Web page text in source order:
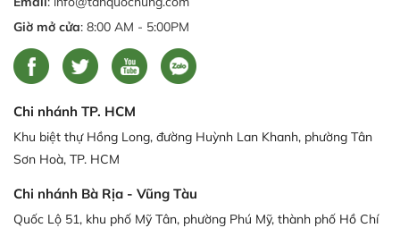
Giờ mở cửa: 8:00 AM - 5:00PM
Chi nhánh TP. HCM
Khu biệt thự Hồng Long, đường Huỳnh Lan Khanh, phường Tân
Sơn Hoà, TP. HCM
Chi nhánh Bà Rịa - Vũng Tàu
Quốc Lộ 51, khu phố Mỹ Tân, phường Phú Mỹ, thành phố Hồ Chí